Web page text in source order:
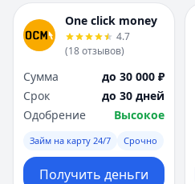
One click money
4.7
(18отзывов)
Сумма
до 30 000 ₽
Срок
до 30 дней
Одобрение
Высокое
Займ на карту 24/7 Срочно
Получить деньги